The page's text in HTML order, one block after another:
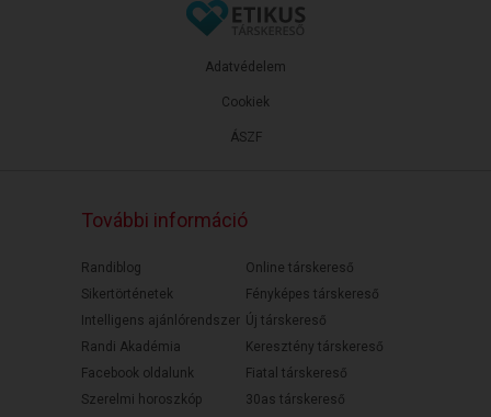
ÁSZF
Adatvédelem
Cookiek
További információ
Randiblog
Sikertörténetek
Intelligens ajánlórendszer
Randi Akadémia
Facebook oldalunk
Szerelmi horoszkóp
Online társkereső
Fényképes társkereső
Új társkereső
Keresztény társkereső
Fiatal társkereső
30as társkereső